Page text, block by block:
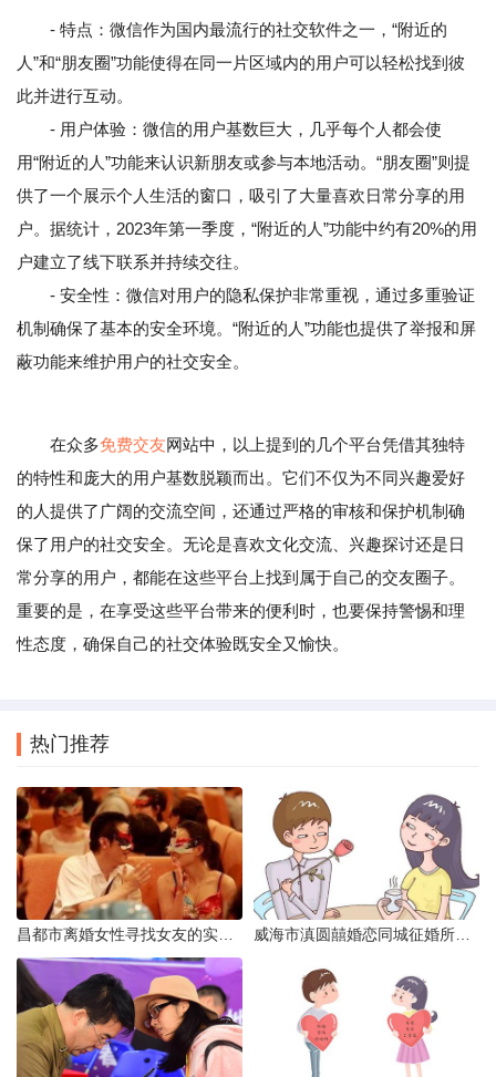
- 特点：微信作为国内最流行的社交软件之一，“附近的
人”和“朋友圈”功能使得在同一片区域内的用户可以轻松找到彼
此并进行互动。
- 用户体验：微信的用户基数巨大，几乎每个人都会使
用“附近的人”功能来认识新朋友或参与本地活动。“朋友圈”则提
供了一个展示个人生活的窗口，吸引了大量喜欢日常分享的用
户。据统计，2023年第一季度，“附近的人”功能中约有20%的用
户建立了线下联系并持续交往。
- 安全性：微信对用户的隐私保护非常重视，通过多重验证
机制确保了基本的安全环境。“附近的人”功能也提供了举报和屏
蔽功能来维护用户的社交安全。
在众多免费交友网站中，以上提到的几个平台凭借其独特
的特性和庞大的用户基数脱颖而出。它们不仅为不同兴趣爱好
的人提供了广阔的交流空间，还通过严格的审核和保护机制确
保了用户的社交安全。无论是喜欢文化交流、兴趣探讨还是日
常分享的用户，都能在这些平台上找到属于自己的交友圈子。
重要的是，在享受这些平台带来的便利时，也要保持警惕和理
性态度，确保自己的社交体验既安全又愉快。
热门推荐